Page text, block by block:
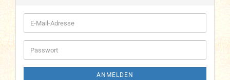
E-
Mail-
Adresse
Passwort
ANMELDEN